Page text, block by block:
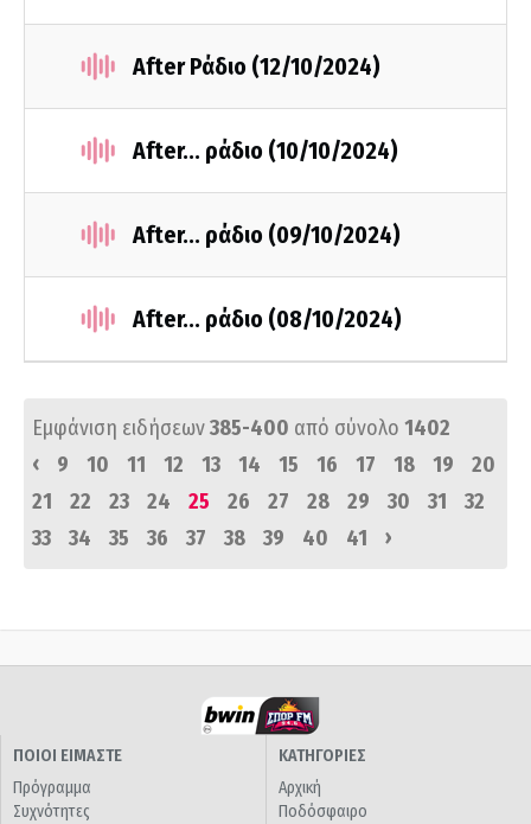
After Ράδιο (12/10/2024)
After... ράδιο (10/10/2024)
After... ράδιο (09/10/2024)
After... ράδιο (08/10/2024)
Εμφάνιση ειδήσεων385-400 από σύνολο 1402
‹
9 10 11 12 13 14 15 16 17 18 19
20
21
22 23 24 25 26 27 28 29 30 31
32
33
34 35 36 37 38 39 40 41 ›
ΠΟΙΟΙ ΕΙΜΑΣΤΕ
Πρόγραμμα
Συχνότητες
ΚΑΤΗΓΟΡΙΕΣ
Αρχική
Ποδόσφαιρο